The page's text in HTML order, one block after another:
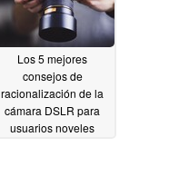
Los 5 mejores
consejos de
racionalización de la
cámara DSLR para
usuarios noveles